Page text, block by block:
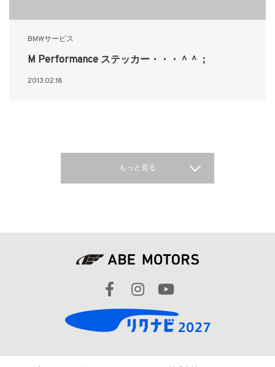
BMWサービス
M Performance ステッカー・・・＾＾；
2013.02.18
もっと見る